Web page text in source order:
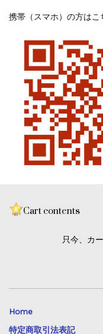
携帯（スマホ）の方はこ
Cart contents
只今、カ
Home
特定商取引法表記